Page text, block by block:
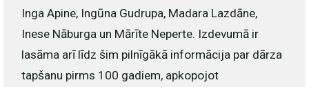
Inga Apine, Ingūna Gudrupa, Madara Lazdāne,
Inese Nāburga un Mārīte Neperte. Izdevumā ir
lasāma arī līdz šim pilnīgākā informācija par dārza
tapšanu pirms 100 gadiem, apkopojot